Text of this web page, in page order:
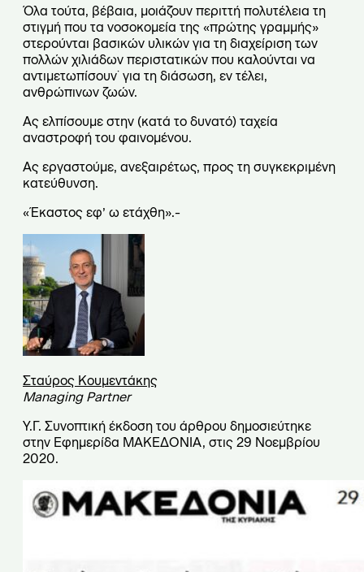
Όλα τούτα, βέβαια, μοιάζουν περιττή πολυτέλεια τη
στιγμή που τα νοσοκομεία της «πρώτης γραμμής»
στερούνται βασικών υλικών για τη διαχείριση των
πολλών χιλιάδων περιστατικών που καλούνται να
αντιμετωπίσουν˙ για τη διάσωση, εν τέλει,
ανθρώπινων ζωών.
Ας ελπίσουμε στην (κατά το δυνατό) ταχεία
αναστροφή του φαινομένου.
Ας εργαστούμε, ανεξαιρέτως, προς τη συγκεκριμένη
κατεύθυνση.
«Έκαστος εφ’ ω ετάχθη».-
Σταύρος Κουμεντάκης
Managing Partner
Υ.Γ. Συνοπτική έκδοση του άρθρου δημοσιεύτηκε
στην Εφημερίδα ΜΑΚΕΔΟΝΙΑ, στις 29 Νοεμβρίου
2020.